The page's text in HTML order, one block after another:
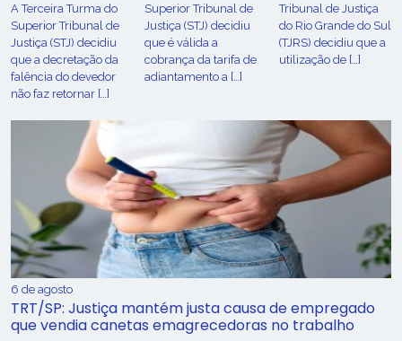
A Terceira Turma do
Superior Tribunal de
Justiça (STJ) decidiu
que a decretação da
falência do devedor
não faz retornar […]
Superior Tribunal de
Justiça (STJ) decidiu
que é válida a
cobrança da tarifa de
adiantamento a […]
Tribunal de Justiça
do Rio Grande do Sul
(TJRS) decidiu que a
utilização de […]
6 de agosto
TRT/SP: Justiça mantém justa causa de empregado
que vendia canetas emagrecedoras no trabalho